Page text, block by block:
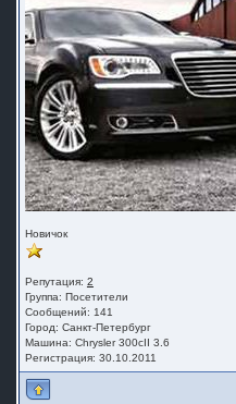
Новичок
Репутация: 2
Группа: Посетители
Сообщений: 141
Город: Санкт-Петербург
Машина: Chrysler 300cII 3.6
Регистрация: 30.10.2011